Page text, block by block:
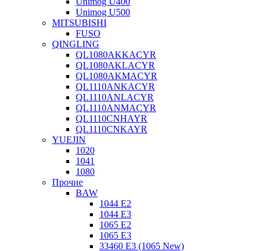
Unimog U500
MITSUBISHI
FUSO
QINGLING
QL1080AKKACYR
QL1080AKLACYR
QL1080AKMACYR
QL1110ANKACYR
QL1110ANLACYR
QL1110ANMACYR
QL1110CNHAYR
QL1110CNKAYR
YUEJIN
1020
1041
1080
Прочие
BAW
1044 E2
1044 E3
1065 E2
1065 E3
33460 E3 (1065 New)